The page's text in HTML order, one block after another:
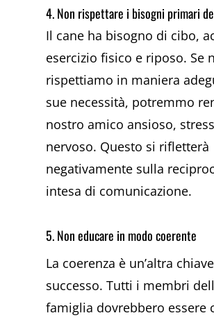
4. Non rispettare i bisogni primari
Il cane ha bisogno di cibo,
esercizio fisico e riposo. Se
rispettiamo in maniera
sue necessità, potremmo
nostro amico ansioso,
nervoso. Questo si rifletterà
negativamente sulla
intesa di comunicazione.
5. Non educare in modo coerente
La coerenza è un’altra
successo. Tutti i membri
famiglia dovrebbero essere